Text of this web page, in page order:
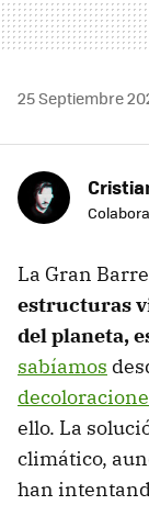
25 Septiembre
La Gran
estructuras
del planeta,
sabíamos
ello. La
climático,
han